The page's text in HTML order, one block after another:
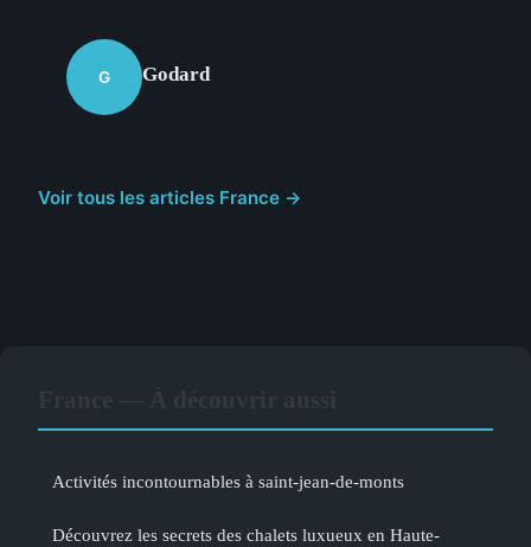
G Godard
Voir tous les articles France →
Activités incontournables à saint-jean-de-monts
Découvrez les secrets des chalets luxueux en Haute-